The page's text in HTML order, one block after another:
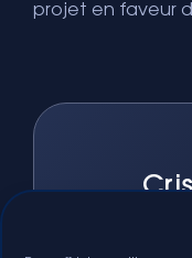
projet en faveur